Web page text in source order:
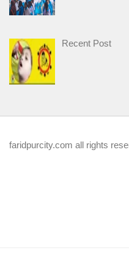
Recent Post
faridpurcity.com all rights